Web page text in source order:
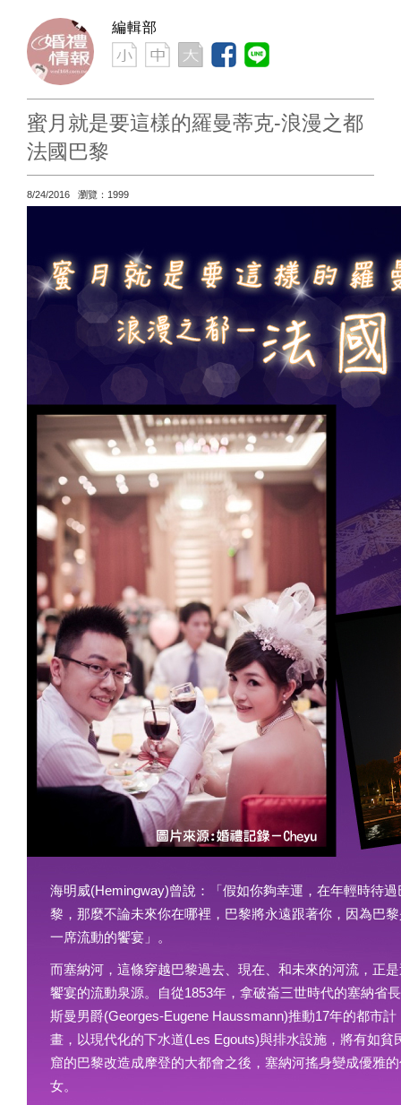
編輯部
蜜月就是要這樣的羅曼蒂克-浪漫之都
法國巴黎
8/24/2016 瀏覽：1999
海明威(Hemingway)曾說：「假如你夠幸運，在年輕時待過
黎，那麼不論未來你在哪裡，巴黎將永遠跟著你，因為巴
一席流動的饗宴」。
而塞納河，這條穿越巴黎過去、現在、和未來的河流，正
饗宴的流動泉源。自從1853年，拿破崙三世時代的塞納省
斯曼男爵(Georges-Eugene Haussmann)推動17年的都市計
畫，以現代化的下水道(Les Egouts)與排水設施，將有如貧
窟的巴黎改造成摩登的大都會之後，塞納河搖身變成優雅
女。